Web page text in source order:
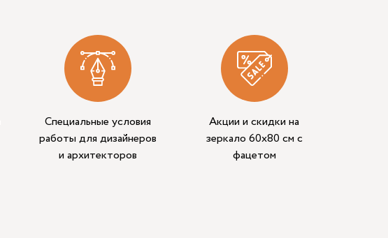
Специальные условия
работы для дизайнеров
и архитекторов
Акции и скидки на
зеркало 60х80 см с
фацетом